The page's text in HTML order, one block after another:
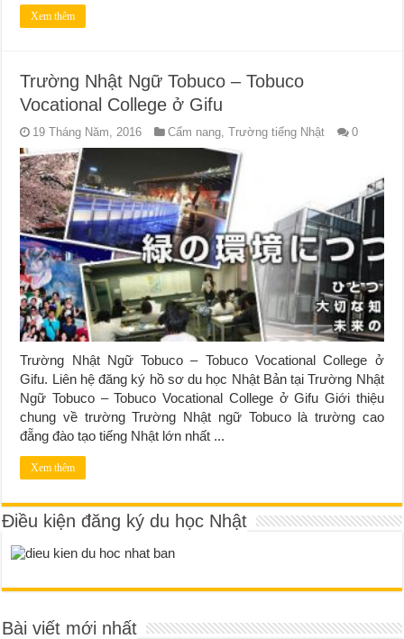
Xem thêm
Trường Nhật Ngữ Tobuco – Tobuco
Vocational College ở Gifu
19 Tháng Năm, 2016 Cẩm nang ,Trường tiếng Nhật 0
Trường Nhật Ngữ Tobuco – Tobuco Vocational College ở
Gifu. Liên hệ đăng ký hồ sơ du học Nhật Bản tại Trường Nhật
Ngữ Tobuco – Tobuco Vocational College ở Gifu Giới thiệu
chung về trường Trường Nhật ngữ Tobuco là trường cao
đẵng đào tạo tiếng Nhật lớn nhất ...
Xem thêm
Điều kiện đăng ký du học Nhật
Bài viết mới nhất